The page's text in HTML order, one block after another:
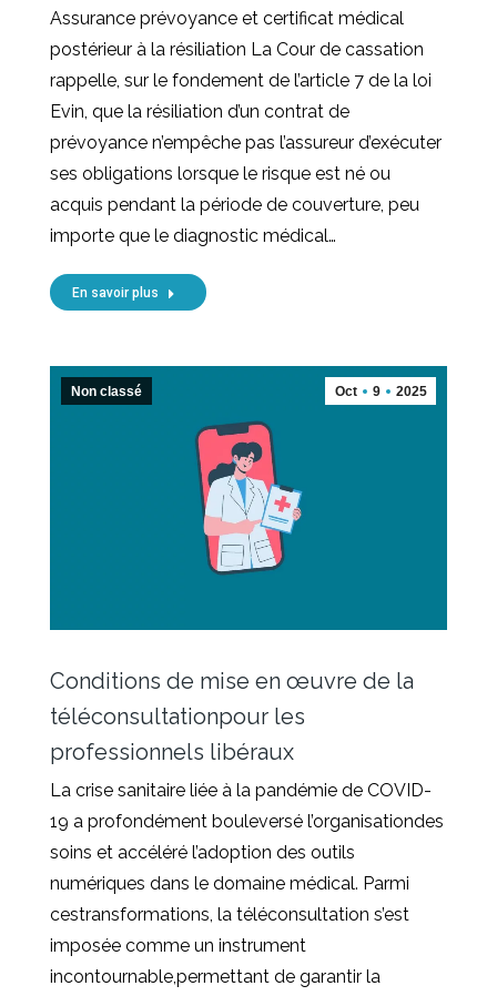
Assurance prévoyance et certificat médical
postérieur à la résiliation La Cour de cassation
rappelle, sur le fondement de l’article 7 de la loi
Evin, que la résiliation d’un contrat de
prévoyance n’empêche pas l’assureur d’exécuter
ses obligations lorsque le risque est né ou
acquis pendant la période de couverture, peu
importe que le diagnostic médical…
En savoir plus
Oct 9 2025
Non classé
Conditions de mise en œuvre de la
téléconsultationpour les
professionnels libéraux
La crise sanitaire liée à la pandémie de COVID-
19 a profondément bouleversé l’organisationdes
soins et accéléré l’adoption des outils
numériques dans le domaine médical. Parmi
cestransformations, la téléconsultation s’est
imposée comme un instrument
incontournable,permettant de garantir la